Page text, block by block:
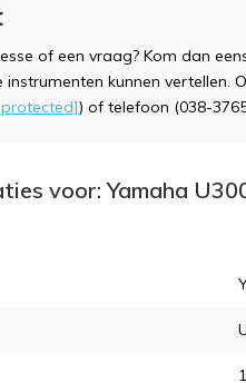
of een vraag? Kom dan
instrumenten kunnen vertellen.
) of telefoon (038-
voor: Yamaha